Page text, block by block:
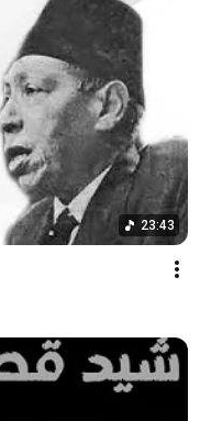
23:43